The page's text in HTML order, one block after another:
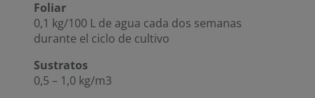
Foliar
0,1 kg/100 L de agua cada dos semanas
durante el ciclo de cultivo
Sustratos
0,5 – 1,0 kg/m3